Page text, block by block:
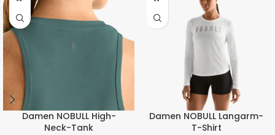
Damen NOBULL High-
Neck-Tank
Damen NOBULL Langarm-
T-Shirt